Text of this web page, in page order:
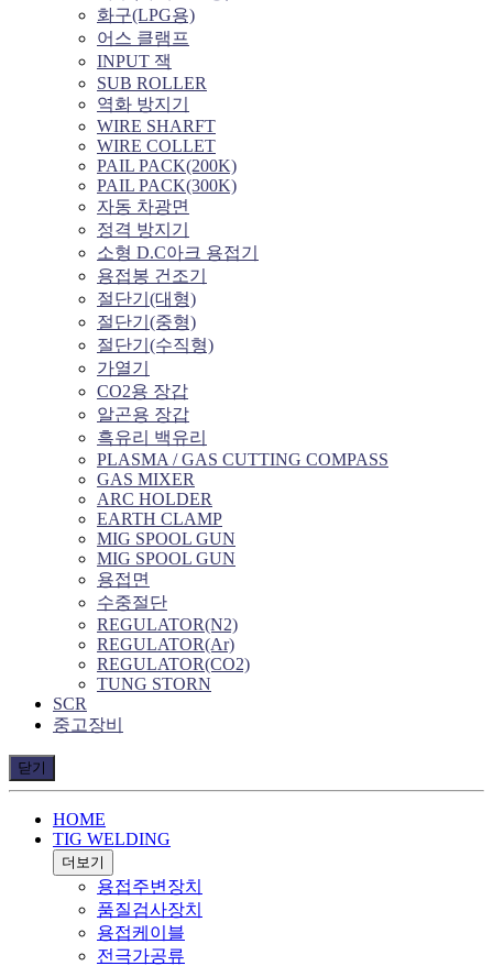
화구(LPG용)
어스 클램프
INPUT 잭
SUB ROLLER
역화 방지기
WIRE SHARFT
WIRE COLLET
PAIL PACK(200K)
PAIL PACK(300K)
자동 차광면
정격 방지기
소형 D.C아크 용접기
용접봉 건조기
절단기(대형)
절단기(중형)
절단기(수직형)
가열기
CO2용 장갑
알곤용 장갑
흑유리 백유리
PLASMA / GAS CUTTING COMPASS
GAS MIXER
ARC HOLDER
EARTH CLAMP
MIG SPOOL GUN
MIG SPOOL GUN
용접면
수중절단
REGULATOR(N2)
REGULATOR(Ar)
REGULATOR(CO2)
TUNG STORN
SCR
중고장비
닫기
HOME
TIG WELDING
더보기
용접주변장치
품질검사장치
용접케이블
전극가공류